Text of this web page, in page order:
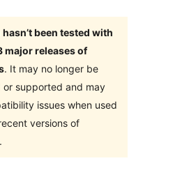
hasn’t been tested with
major releases of
. It may no longer be
or supported and may
issues when used
versions of